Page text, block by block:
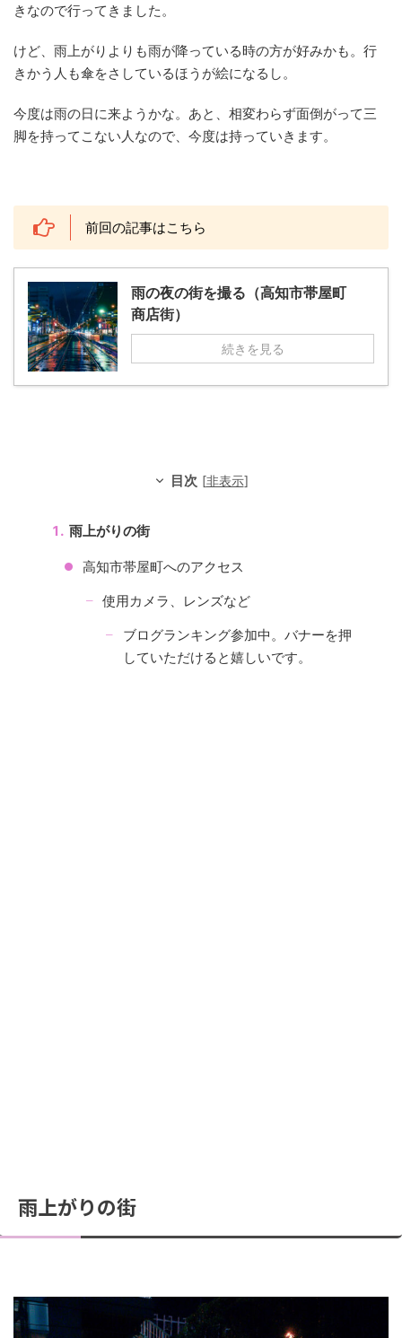
きなので行ってきました。
けど、雨上がりよりも雨が降っている時の方が好みかも。行
きかう人も傘をさしているほうが絵になるし。
今度は雨の日に来ようかな。あと、相変わらず面倒がって三
脚を持ってこない人なので、今度は持っていきます。
前回の記事はこちら
雨の夜の街を撮る（高知市帯屋町
商店街）
続きを見る
目次 [非表示]
雨上がりの街
高知市帯屋町へのアクセス
使用カメラ、レンズなど
ブログランキング参加中。バナーを押
していただけると嬉しいです。
雨上がりの街